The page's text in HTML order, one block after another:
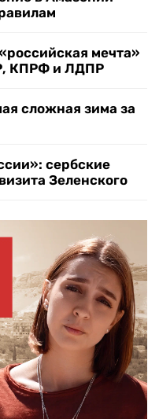
мечта»
КПРФ и ЛДПР
сложная зима за
сербские
Зеленского